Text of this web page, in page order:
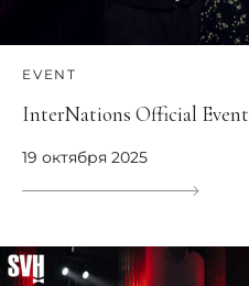
EVENT
InterNations Official Event
19 октября 2025